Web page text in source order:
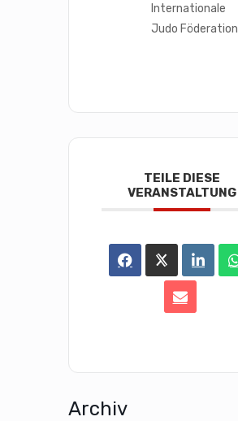
Internationale
Judo Föderation
TEILE DIESE
VERANSTALTUNG
Archiv